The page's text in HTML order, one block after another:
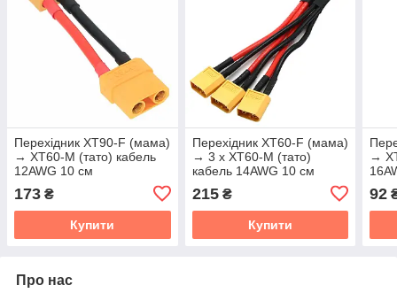
Перехідник XT90-F (мама)
→ XT60-M (тато) кабель
12AWG 10 см
173 ₴
Купити
Перехідник XT60-F (мама)
→ 3 х XT60-M (тато)
кабель 14AWG 10 см
215₴
Купити
→
92
Про нас